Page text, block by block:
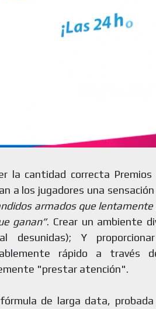
la cantidad correcta
a los jugadores una
armados que
ganan”. Crear un ambiente
desunidas); Y
rápido a través
"prestar atención".
de larga data,